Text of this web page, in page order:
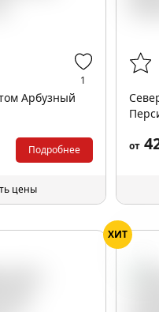
1
Арбузный
Подробнее
цены
от
ХИТ